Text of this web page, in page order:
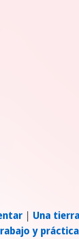
| Una
y